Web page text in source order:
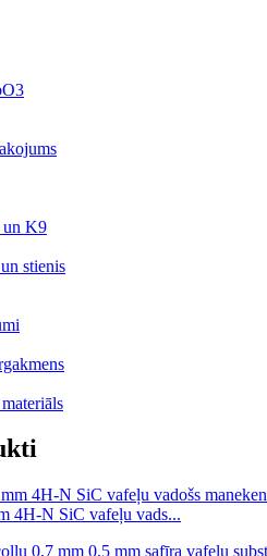
un K9
stienis
4H-N SiC vafeļu vads...